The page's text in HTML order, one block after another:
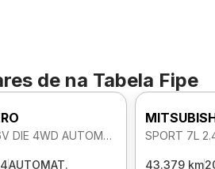
de na Tabela Fipe
SPORT 7L 2.4 HPE 16V DIE 4WD AUTOMATICO
AUTOMAT. 43.379 km